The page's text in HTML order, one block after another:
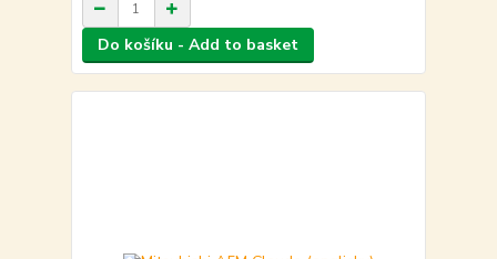
Do košíku - Add to basket